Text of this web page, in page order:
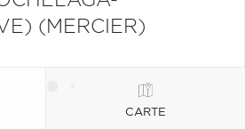
(MERCIER)
CARTE